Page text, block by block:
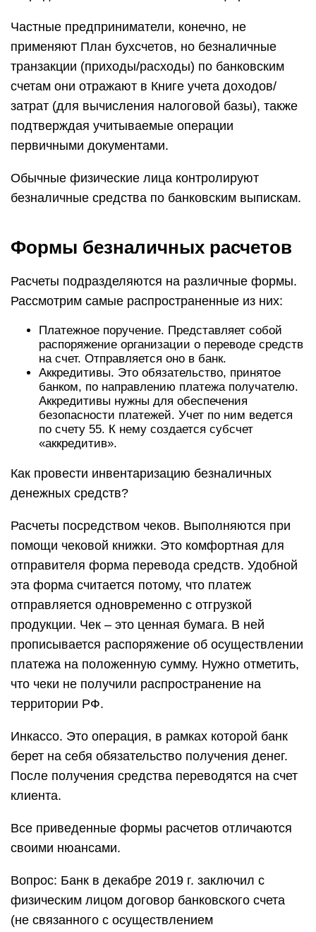
Частные предприниматели, конечно, не
применяют План бухсчетов, но безналичные
транзакции (приходы/расходы) по банковским
счетам они отражают в Книге учета доходов/
затрат (для вычисления налоговой базы), также
подтверждая учитываемые операции
первичными документами.
Обычные физические лица контролируют
безналичные средства по банковским выпискам.
Формы безналичных расчетов
Расчеты подразделяются на различные формы.
Рассмотрим самые распространенные из них:
Платежное поручение. Представляет собой
распоряжение организации о переводе средств
на счет. Отправляется оно в банк.
Аккредитивы. Это обязательство, принятое
банком, по направлению платежа получателю.
Аккредитивы нужны для обеспечения
безопасности платежей. Учет по ним ведется
по счету 55. К нему создается субсчет
«аккредитив».
Как провести инвентаризацию безналичных
денежных средств?
Расчеты посредством чеков. Выполняются при
помощи чековой книжки. Это комфортная для
отправителя форма перевода средств. Удобной
эта форма считается потому, что платеж
отправляется одновременно с отгрузкой
продукции. Чек – это ценная бумага. В ней
прописывается распоряжение об осуществлении
платежа на положенную сумму. Нужно отметить,
что чеки не получили распространение на
территории РФ.
Инкассо. Это операция, в рамках которой банк
берет на себя обязательство получения денег.
После получения средства переводятся на счет
клиента.
Все приведенные формы расчетов отличаются
своими нюансами.
Вопрос: Банк в декабре 2019 г. заключил с
физическим лицом договор банковского счета
(не связанного с осуществлением